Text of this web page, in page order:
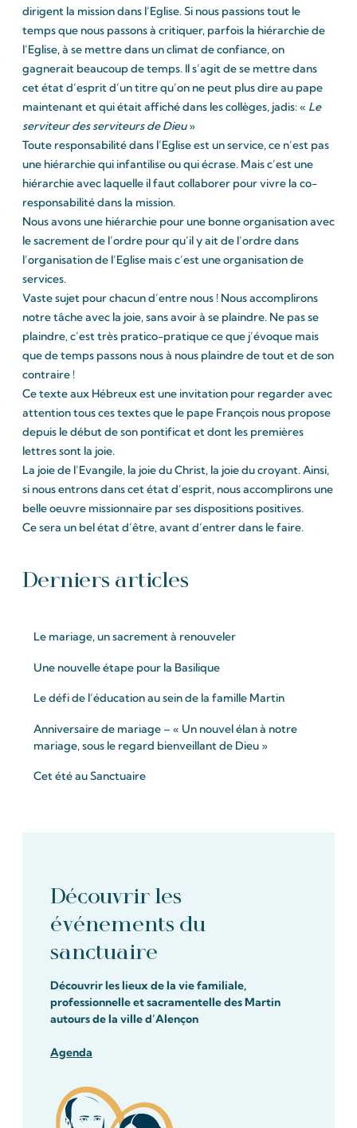
dirigent la mission dans l’Eglise. Si nous passions tout le
temps que nous passons à critiquer, parfois la hiérarchie de
l’Eglise, à se mettre dans un climat de confiance, on
gagnerait beaucoup de temps. Il s’agit de se mettre dans
cet état d’esprit d’un titre qu’on ne peut plus dire au pape
maintenant et qui était affiché dans les collèges, jadis: « Le
serviteur des serviteurs de Dieu»
Toute responsabilité dans l’Eglise est un service, ce n’est pas
une hiérarchie qui infantilise ou qui écrase. Mais c’est une
hiérarchie avec laquelle il faut collaborer pour vivre la co-
responsabilité dans la mission.
Nous avons une hiérarchie pour une bonne organisation avec
le sacrement de l’ordre pour qu’il y ait de l’ordre dans
l’organisation de l’Eglise mais c’est une organisation de
services.
Vaste sujet pour chacun d’entre nous ! Nous accomplirons
notre tâche avec la joie, sans avoir à se plaindre. Ne pas se
plaindre, c’est très pratico-pratique ce que j’évoque mais
que de temps passons nous à nous plaindre de tout et de son
contraire !
Ce texte aux Hébreux est une invitation pour regarder avec
attention tous ces textes que le pape François nous propose
depuis le début de son pontificat et dont les premières
lettres sont la joie.
La joie de l’Evangile, la joie du Christ, la joie du croyant. Ainsi,
si nous entrons dans cet état d’esprit, nous accomplirons une
belle oeuvre missionnaire par ses dispositions positives.
Ce sera un bel état d’être, avant d’entrer dans le faire.
Derniers articles
Le mariage, un sacrement à renouveler
Une nouvelle étape pour la Basilique
Le défi de l’éducation au sein de la famille Martin
Anniversaire de mariage – « Un nouvel élan à notre
mariage, sous le regard bienveillant de Dieu »
Cet été au Sanctuaire
Découvrir les
événements du
sanctuaire
Découvrir les lieux de la vie familiale,
professionnelle et sacramentelle des Martin
autours de la ville d’Alençon
Agenda